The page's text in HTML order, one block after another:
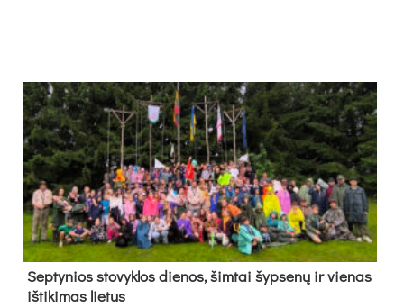
Sep­ty­nios sto­vyk­los die­nos, šim­tai šyp­se­nų ir vie­nas
iš­ti­ki­mas lie­tus